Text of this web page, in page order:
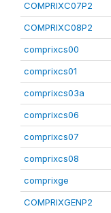
COMPRIXC07P2
COMPRIXC08P2
comprixcs00
comprixcs01
comprixcs03a
comprixcs06
comprixcs07
comprixcs08
comprixge
COMPRIXGENP2